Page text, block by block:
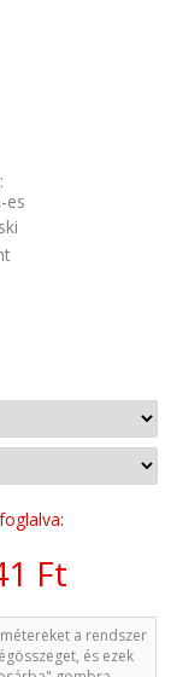
es
Ft
a rendszer
és ezek